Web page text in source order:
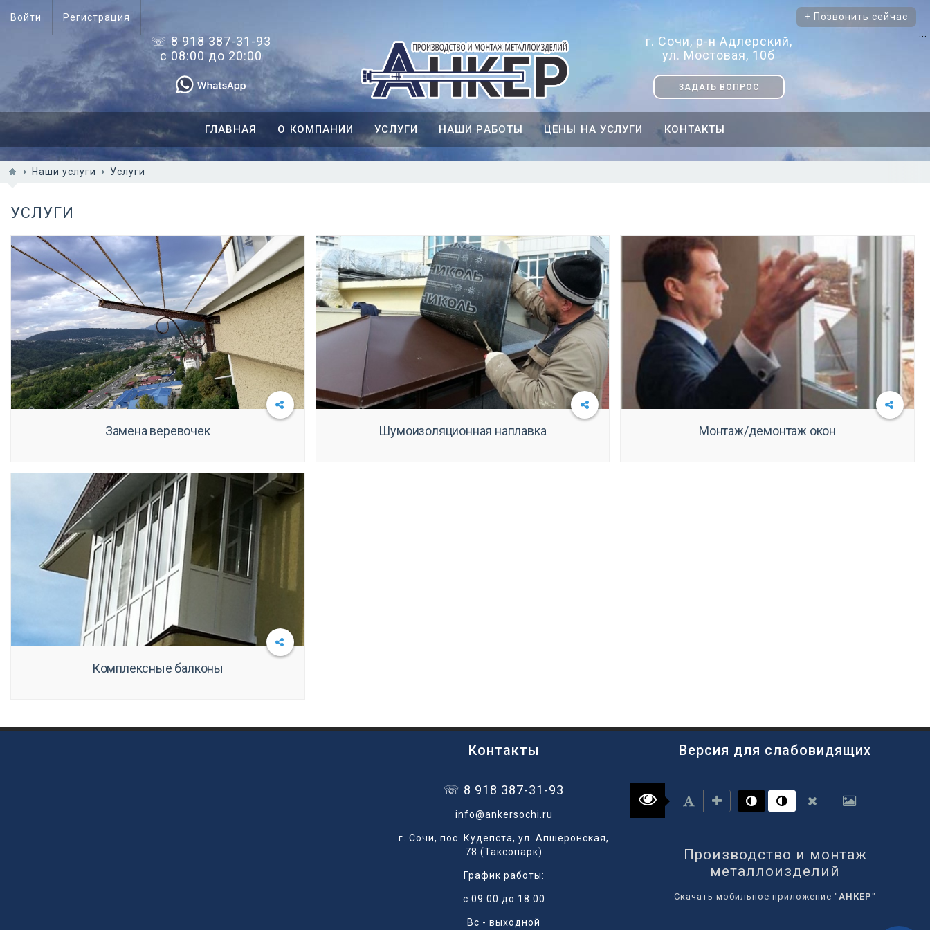
Войти Регистрация
+ Позвонить сейчас
☏ 8 918 387-31-93
с 08:00 до 20:00
г. Сочи, р-н Адлерский,
ул. Мостовая, 10б
ЗАДАТЬ ВОПРОС
ГЛАВНАЯ О КОМПАНИИ УСЛУГИ НАШИ РАБОТЫ ЦЕНЫ НА УСЛУГИ КОНТАКТЫ
Наши услуги Услуги
УСЛУГИ
Замена веревочек Шумоизоляционная наплавка Монтаж/демонтаж окон
Комплексные балконы
Контакты
☏ 8 918 387-31-93
info@ankersochi.ru
г. Сочи, пос. Кудепста, ул. Апшеронская,
78 (Таксопарк)
График работы:
с 09:00 до 18:00
Вс - выходной
Версия для слабовидящих
Производство и монтаж
металлоизделий
Скачать мобильное приложение "АНКЕР"